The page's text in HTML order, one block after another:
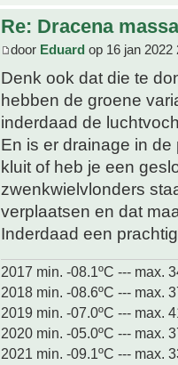
Re: Dracena
door Eduard op 16 jan 2022
Denk ook dat die te
hebben de groene
inderdaad de
En is er drainage in
kluit of heb je een
zwenkwielvlonders
verplaatsen en dat
Inderdaad een
2017 min. -08.1ºC --- max.
2018 min. -08.6ºC --- max.
2019 min. -07.0ºC --- max.
2020 min. -05.0ºC --- max.
2021 min. -09.1ºC --- max.